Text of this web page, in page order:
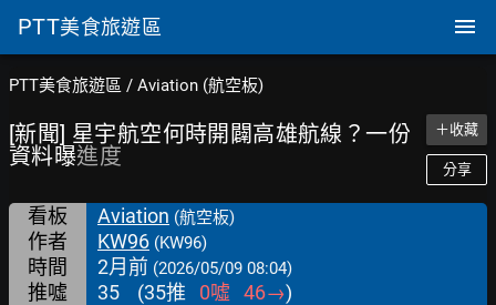
PTT美食旅遊區
PTT美食旅遊區 / Aviation (航空板)
[新聞] 星宇航空何時開闢高雄航線？一份
資料曝進度
＋收藏
分享
看板 Aviation (航空板)
作者 KW96 (KW96)
時間 2月前 (2026/05/09 08:04)
推噓 35 (35推 0噓 46→)